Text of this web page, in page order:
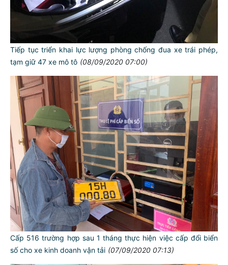
Tiếp tục triển khai lực lượng phòng chống đua xe trái phép,
tạm giữ 47 xe mô tô (08/09/2020 07:00)
Cấp 516 trường hợp sau 1 tháng thực hiện việc cấp đổi biển
số cho xe kinh doanh vận tải (07/09/2020 07:13)